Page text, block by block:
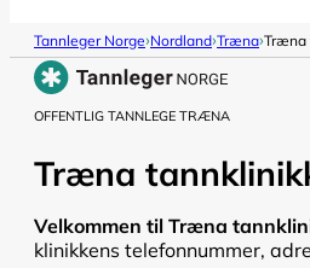
Tannleger Norge›Nordland›Træna›Træna
OFFENTLIG TANNLEGE TRÆNA
Træna
Velkommen til Træna
klinikkens telefonnummer,